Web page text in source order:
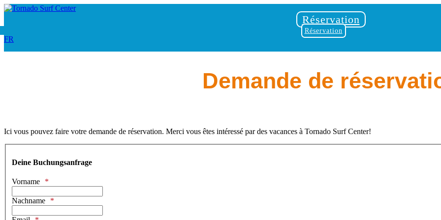
Réservation
Réservation
FR
Demande de
Ici vous pouvez faire votre demande de réservation. Merci vous êtes intéressé par des vacances à Tornado Surf Center!
Deine Buchungsanfrage
Vorname
Nachname